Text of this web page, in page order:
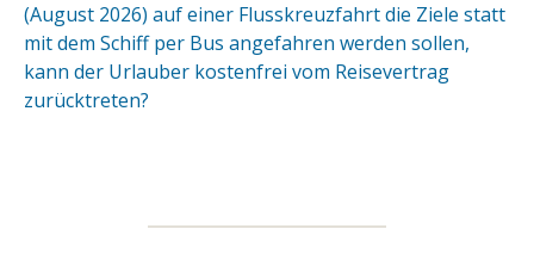
(August 2026) auf einer Flusskreuzfahrt die Ziele statt
mit dem Schiff per Bus angefahren werden sollen,
kann der Urlauber kostenfrei vom Reisevertrag
zurücktreten?